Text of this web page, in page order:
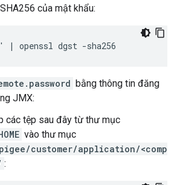
của mật khẩu:
' | openssl dgst -sha256
bằng thông tin đăng
JMX:
các tệp sau đây từ thư mục
vào thư mục
customer/application/<comp
: